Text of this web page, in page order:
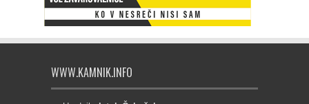
WWW.KAMNIK.INFO